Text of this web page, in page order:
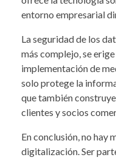
entorno empresarial
La seguridad de los
más complejo, se
implementación de
solo protege la
que también
clientes y socios
En conclusión, no hay
digitalización. Ser